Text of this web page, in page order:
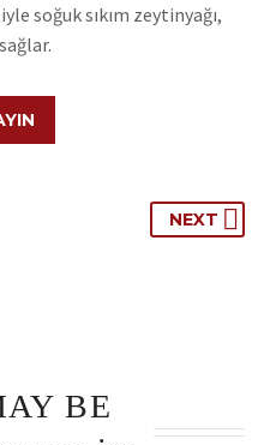
soğuk sıkım zeytinyağı,
NEXT
BE